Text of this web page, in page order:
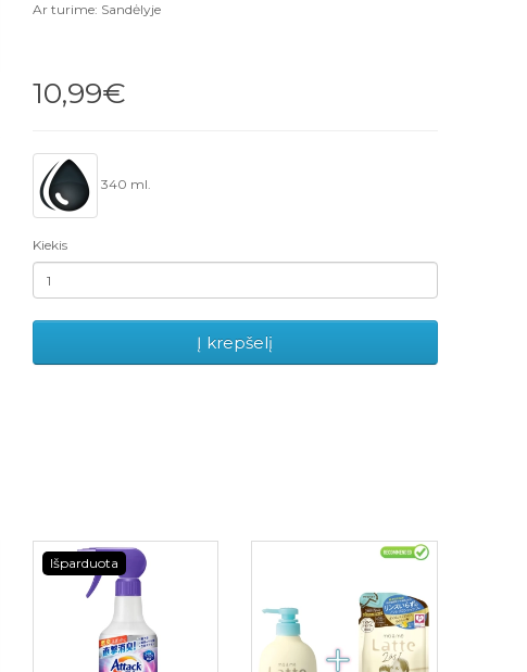
Ar turime: Sandėlyje
10,99€
340 ml.
Kiekis
Į krepšelį
Išparduota